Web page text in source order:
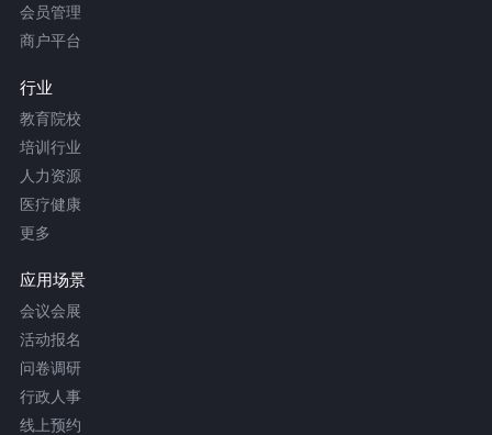
会员管理
商户平台
行业
教育院校
培训行业
人力资源
医疗健康
更多
应用场景
会议会展
活动报名
问卷调研
行政人事
线上预约